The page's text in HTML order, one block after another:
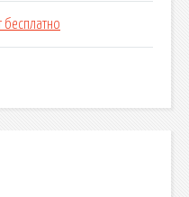
бесплатно